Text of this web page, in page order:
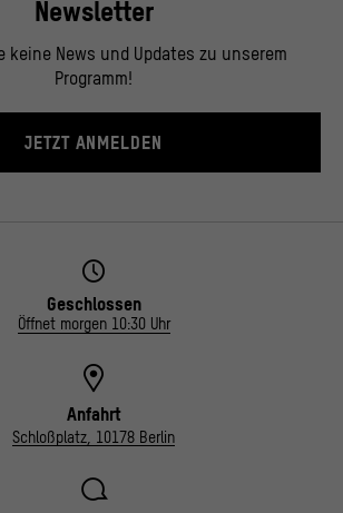
Newsletter
keine News und Updates zu unserem
Programm!
JETZT ANMELDEN
Geschlossen
Öffnet morgen 10:30 Uhr
Anfahrt
Schloßplatz, 10178 Berlin